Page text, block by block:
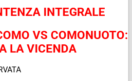
INTEGRALE
VS COMONUOTO:
LA VICENDA